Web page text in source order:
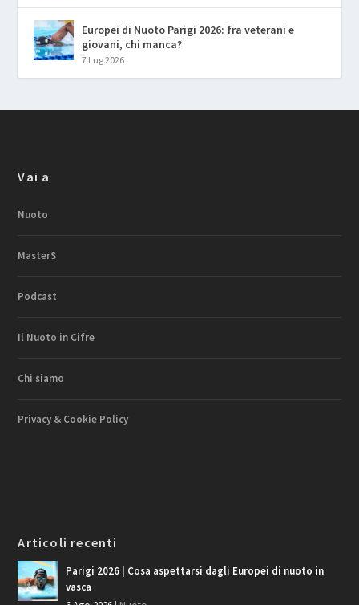
Europei di Nuoto Parigi 2026: fra veterani e
giovani, chi manca?
7 Lug 2026
Vai a
Nuoto
MasterS
Podcast
Il Nuoto in Cifre
Chi siamo
Privacy & Cookie Policy
Articoli recenti
Parigi 2026 | Cosa aspettarsi dagli Europei di nuoto in
vasca